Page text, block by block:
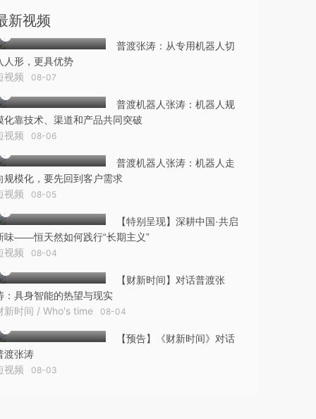
新视频
普渡张涛：从专用机器人切
人形，更具优势
视频 08-07
普渡机器人张涛：机器人规
化靠技术、渠道和产品共同突破
视频 08-06
普渡机器人张涛：机器人走
规模化，要先回到客户需求
视频 08-05
【特别呈现】深耕中国·共启
味——恒天然如何践行“长期主义”
视频 08-04
【财新时间】对话普渡张
：具身智能的热望与现实
新时间 / Who's time 08-04
【预告】《财新时间》对话
渡张涛
视频 08-03